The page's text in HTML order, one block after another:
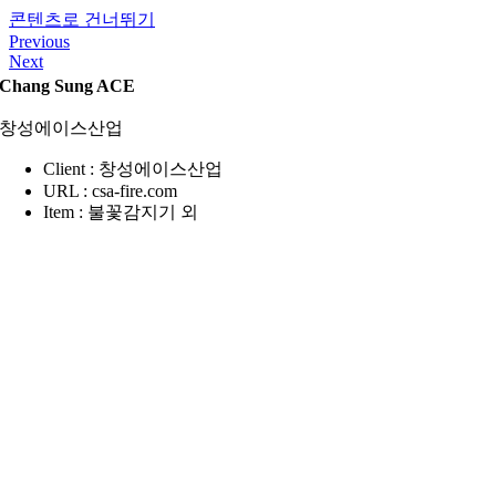
콘텐츠로 건너뛰기
Previous
Next
Chang Sung ACE
창성에이스산업
Client : 창성에이스산업
URL : csa-fire.com
Item : 불꽃감지기 외